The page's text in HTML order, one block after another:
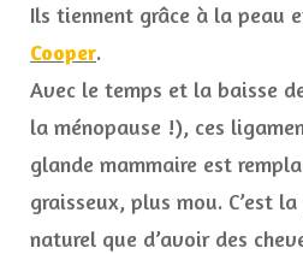
Ils tiennent grâce à la peau
Cooper.
Avec le temps et la baisse
la ménopause !), ces
glande mammaire est
graisseux, plus mou. C’est la
naturel que d’avoir des